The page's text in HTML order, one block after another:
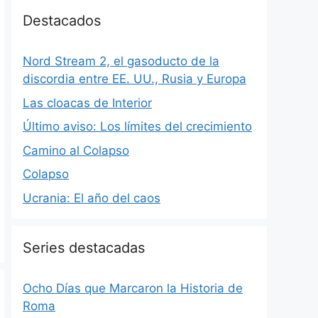
Destacados
Nord Stream 2, el gasoducto de la
discordia entre EE. UU., Rusia y Europa
Las cloacas de Interior
Último aviso: Los límites del crecimiento
Camino al Colapso
Colapso
Ucrania: El año del caos
Series destacadas
Ocho Días que Marcaron la Historia de
Roma